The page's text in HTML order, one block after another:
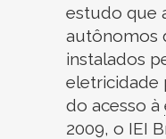
estudo que
autônomos
instalados
eletricidade
do acesso à
2009, o IEI